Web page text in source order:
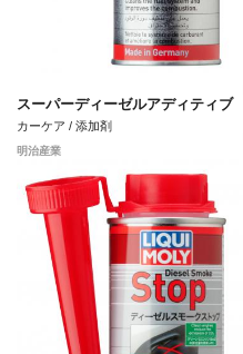
スーパーディーゼルアディティブ
カーケア / 添加剤
明治産業